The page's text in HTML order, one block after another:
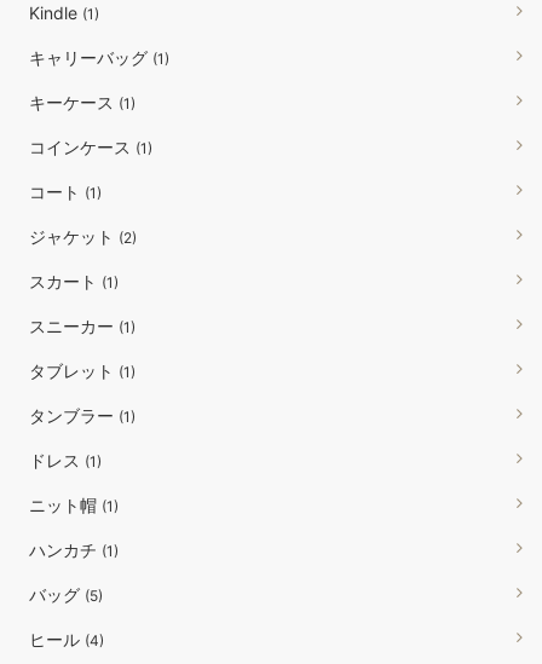
Kindle (1)
キャリーバッグ (1)
キーケース (1)
コインケース (1)
コート (1)
ジャケット (2)
スカート (1)
スニーカー (1)
タブレット (1)
タンブラー (1)
ドレス (1)
ニット帽 (1)
ハンカチ (1)
バッグ (5)
ヒール (4)